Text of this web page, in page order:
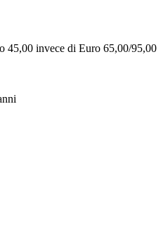
45,00 invece di Euro 65,00/95,00